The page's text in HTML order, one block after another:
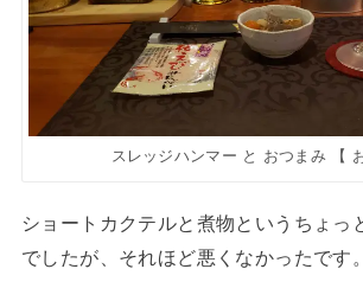
スレッジハンマー と おつまみ 【
ショートカクテルと煮物というちょっ
でしたが、それほど悪くなかったです。